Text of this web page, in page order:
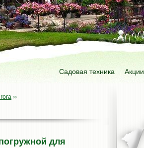
Садовая техника Акции
››
для